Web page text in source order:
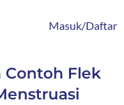
Masuk/Daftar
Contoh Flek